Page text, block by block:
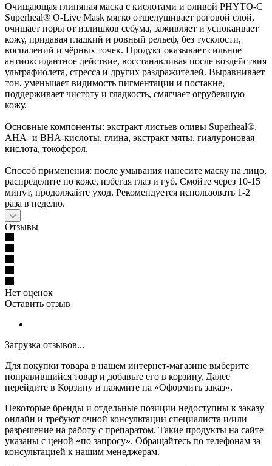
Очищающая глиняная маска с кислотами и оливой PHYTO-C
Superheal® O-Live Mask мягко отшелушивает роговой слой,
очищает поры от излишков себума, заживляет и успокаивает
кожу, придавая гладкий и ровный рельеф, без тусклости,
воспалений и чёрных точек. Продукт оказывает сильное
антиоксидантное действие, восстанавливая после воздействия
ультрафиолета, стресса и других раздражителей. Выравнивает
тон, уменьшает видимость пигментации и постакне,
поддерживает чистоту и гладкость, смягчает огрубевшую
кожу.
Основные компоненты: экстракт листьев оливы Superheal®,
AHA- и BHA-кислоты, глина, экстракт мяты, гиалуроновая
кислота, токоферол.
Способ применения: после умывания нанесите маску на лицо,
распределите по коже, избегая глаз и губ. Смойте через 10-15
минут, продолжайте уход. Рекомендуется использовать 1-2
раза в неделю.
Отзывы
Нет оценок
Оставить отзыв
Загрузка отзывов...
Для покупки товара в нашем интернет-магазине выберите
понравившийся товар и добавьте его в корзину. Далее
перейдите в Корзину и нажмите на «Оформить заказ».
Некоторые бренды и отдельные позиции недоступны к заказу
онлайн и требуют очной консультации специалиста и/или
разрешение на работу с препаратом. Такие продукты на сайте
указаны с ценой «по запросу». Обращайтесь по телефонам за
консультацией к нашим менеджерам.